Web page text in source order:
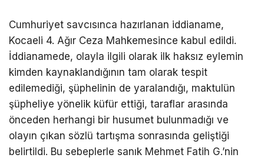
Cumhuriyet savcısınca hazırlanan iddianame,
Kocaeli 4. Ağır Ceza Mahkemesince kabul edildi.
İddianamede, olayla ilgili olarak ilk haksız eylemin
kimden kaynaklandığının tam olarak tespit
edilemediği, şüphelinin de yaralandığı, maktulün
şüpheliye yönelik küfür ettiği, taraflar arasında
önceden herhangi bir husumet bulunmadığı ve
olayın çıkan sözlü tartışma sonrasında geliştiği
belirtildi. Bu sebeplerle sanık Mehmet Fatih G.’nin